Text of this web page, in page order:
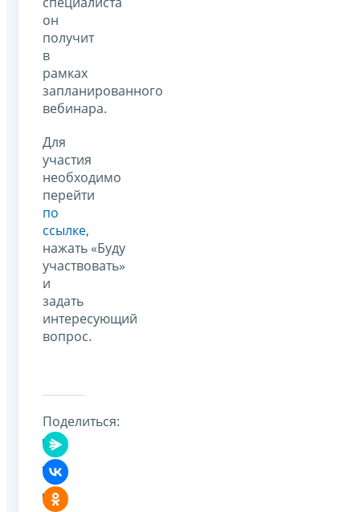
он
получит
в
рамках
запланированного
вебинара.
Для
участия
необходимо
перейти
по
ссылке,
нажать «Буду
участвовать»
и
задать
интересующий
вопрос.
Поделиться: